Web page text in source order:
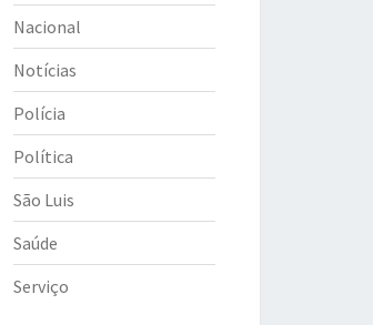
Nacional
Notícias
Polícia
Política
São Luis
Saúde
Serviço